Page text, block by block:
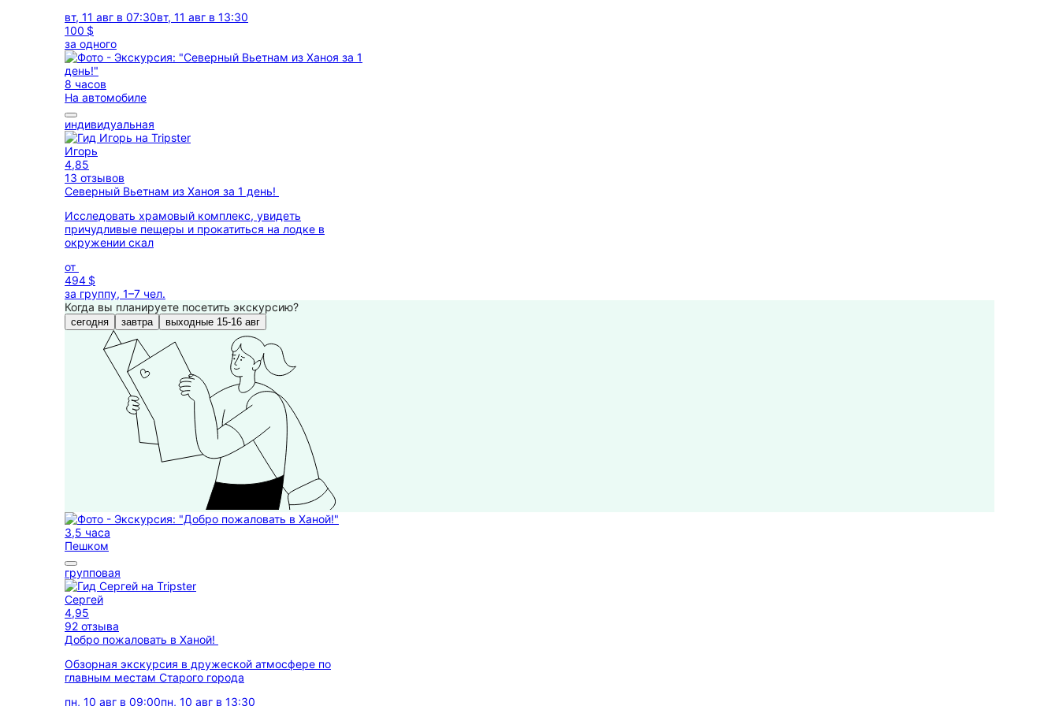
вт, 11 авг в 07:30вт, 11 авг в 13:30
100 $
за одного
8 часов
На автомобиле
индивидуальная
Игорь
4,85
13 отзывов
Северный Вьетнам из Ханоя за 1 день!
Исследовать храмовый комплекс, увидеть
причудливые пещеры и прокатиться на лодке в
окружении скал
от
494 $
за группу, 1–7 чел.
Когда вы планируете посетить экскурсию?
сегодня завтра выходные 15-16 авг
3,5 часа
Пешком
групповая
Сергей
4,95
92 отзыва
Добро пожаловать в Ханой!
Обзорная экскурсия в дружеской атмосфере по
главным местам Старого города
пн, 10 авг в 09:00пн, 10 авг в 13:30